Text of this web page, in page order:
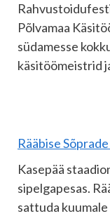
Põlvamaa
südamesse
käsitöömeistrid
Rääbise
Kasepää
sipelgapesas.
sattuda